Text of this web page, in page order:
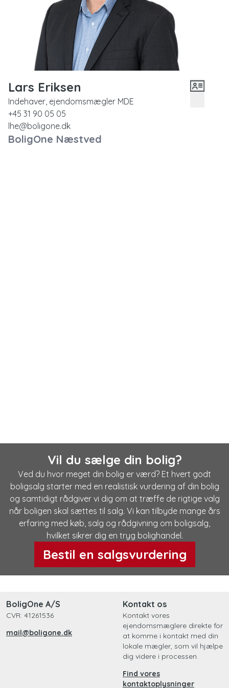
Lars Eriksen
Indehaver, ejendomsmægler MDE
+45 31 90 05 05
lhe@boligone.dk
BoligOne Næstved
Vil du sælge din bolig?
Ved du hvor meget din bolig er værd? Et hvert godt
boligsalg starter med en realistisk vurdering af din bolig
og samtidigt rådgiver vi dig om at træffe de rigtige valg
når boligen skal sættes til salg. Vi kan tilbyde mange års
erfaring med køb, salg og rådgivning om boligsalg,
hvilket sikrer dig en tryg bolighandel.
Bestil en salgsvurdering
BoligOne A/S
CVR: 41261536
mail@boligone.dk
Kontakt os
Kontakt vores
ejendomsmæglere direkte for
at komme i kontakt med din
lokale mægler, som vil hjælpe
dig videre i processen.
Find vores
kontaktoplysninger